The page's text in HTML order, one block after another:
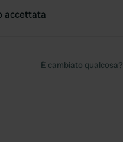
accettata
È cambiato qualcosa?